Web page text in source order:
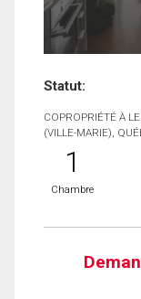
Statut:
COPROPRIÉTÉ À
(VILLE-MARIE),
1
Chambre